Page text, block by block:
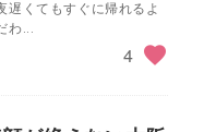
遅くてもすぐに帰れるよ
わ...
4